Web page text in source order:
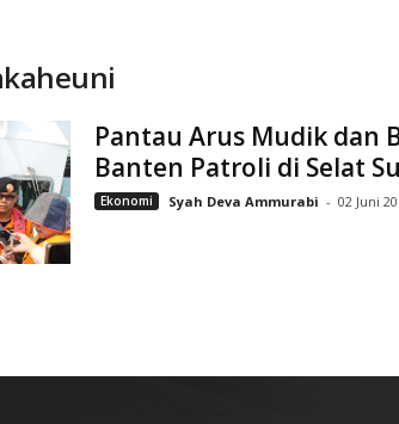
Pantau Arus Mudik dan
Banten Patroli di Selat
Ekonomi Syah Deva Ammurabi - 02 Juni